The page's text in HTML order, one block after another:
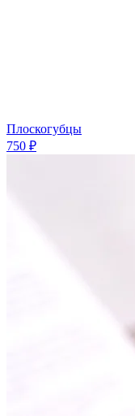
Плоскогубцы
750 ₽